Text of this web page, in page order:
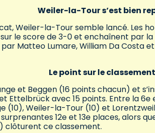
Weiler-la-Tour s’est bien
Weiler-la-Tour semble lancé. Les
le score de 3-0 et enchaînent par
Matteo Lumare, William Da Costa
Le point sur le classement
et Beggen (16 points chacun) et
Ettelbrück avec 15 points. Entre la 6e
(10), Weiler-la-Tour (10) et
12e et 13e places, alors
clôturent ce classement.